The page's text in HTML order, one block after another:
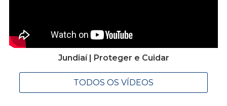
Jundiaí | Proteger e Cuidar
TODOS OS VÍDEOS